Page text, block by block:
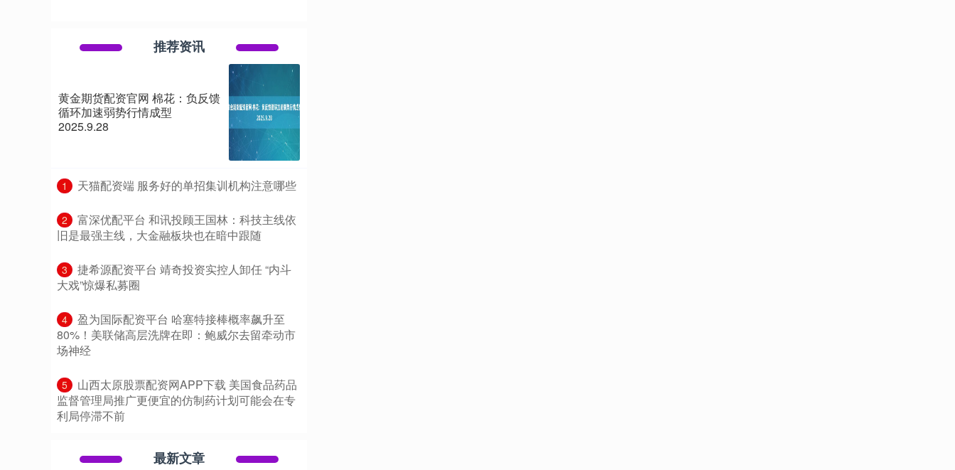
推荐资讯
黄金期货配资官网 棉花：负反馈
循环加速弱势行情成型
2025.9.28
1 ​天猫配资端 服务好的单招集训机构注意哪些
2
​富深优配平台 和讯投顾王国林：科技主线依
旧是最强主线，大金融板块也在暗中跟随
3
​捷希源配资平台 靖奇投资实控人卸任 “内斗
大戏”惊爆私募圈
4
​盈为国际配资平台 哈塞特接棒概率飙升至
80%！美联储高层洗牌在即：鲍威尔去留牵动市
场神经
5
​山西太原股票配资网APP下载 美国食品药品
监督管理局推广更便宜的仿制药计划可能会在专
利局停滞不前
最新文章